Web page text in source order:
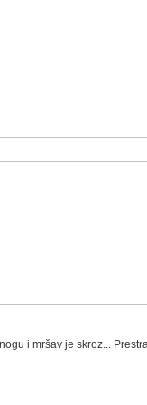
i mršav je skroz...